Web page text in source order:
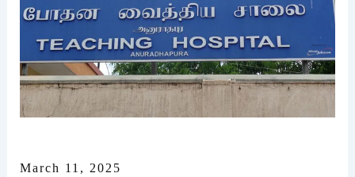
March 11, 2025